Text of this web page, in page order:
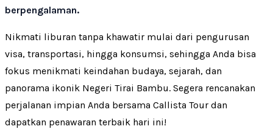
berpengalaman.
Nikmati liburan tanpa khawatir mulai dari pengurusan
visa, transportasi, hingga konsumsi, sehingga Anda bisa
fokus menikmati keindahan budaya, sejarah, dan
panorama ikonik Negeri Tirai Bambu. Segera rencanakan
perjalanan impian Anda bersama Callista Tour dan
dapatkan penawaran terbaik hari ini!